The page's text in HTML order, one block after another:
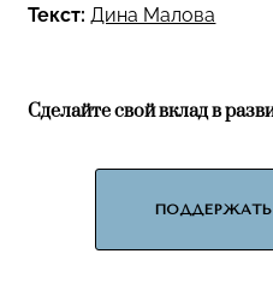
Текст: Дина Малова
Сделайте свой вклад в
ПОДДЕРЖАТЬ